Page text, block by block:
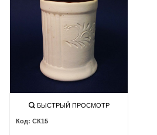
БЫСТРЫЙ ПРОСМОТР
СК15